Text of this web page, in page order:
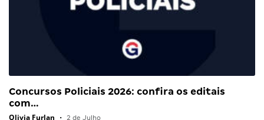
Concursos Policiais 2026: confira os editais
com…
Olivia Furlan • 2 de Julho